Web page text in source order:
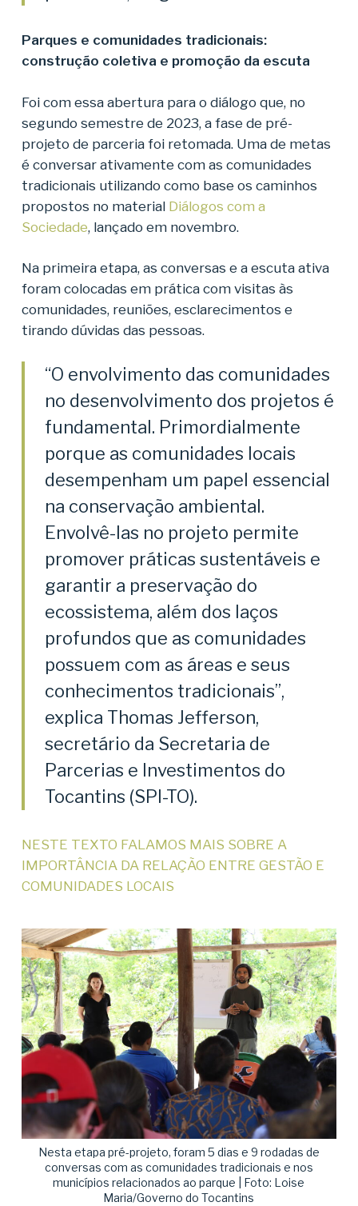
Parques e comunidades tradicionais:
construção coletiva e promoção da escuta
Foi com essa abertura para o diálogo que, no
segundo semestre de 2023, a fase de pré-
projeto de parceria foi retomada. Uma de metas
é conversar ativamente com as comunidades
tradicionais utilizando como base os caminhos
propostos no material Diálogos com a
Sociedade, lançado em novembro.
Na primeira etapa, as conversas e a escuta ativa
foram colocadas em prática com visitas às
comunidades, reuniões, esclarecimentos e
tirando dúvidas das pessoas.
“O envolvimento das comunidades
no desenvolvimento dos projetos é
fundamental. Primordialmente
porque as comunidades locais
desempenham um papel essencial
na conservação ambiental.
Envolvê-las no projeto permite
promover práticas sustentáveis e
garantir a preservação do
ecossistema, além dos laços
profundos que as comunidades
possuem com as áreas e seus
conhecimentos tradicionais”,
explica Thomas Jefferson,
secretário da Secretaria de
Parcerias e Investimentos do
Tocantins (SPI-TO).
NESTE TEXTO FALAMOS MAIS SOBRE A
IMPORTÂNCIA DA RELAÇÃO ENTRE GESTÃO E
COMUNIDADES LOCAIS
Nesta etapa pré-projeto, foram 5 dias e 9 rodadas de
conversas com as comunidades tradicionais e nos
municípios relacionados ao parque | Foto: Loise
Maria/Governo do Tocantins